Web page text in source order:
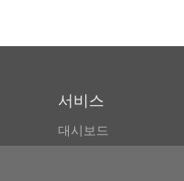
서비스
대시보드
비트코인 모니터